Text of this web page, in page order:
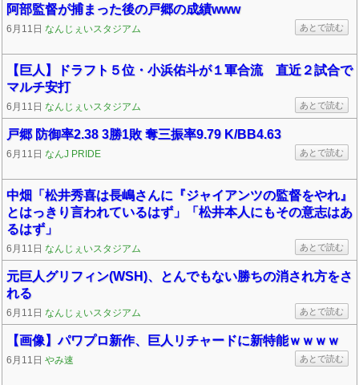
阿部監督が捕まった後の戸郷の成績www
6月11日 なんじぇいスタジアム あとで読む
【巨人】ドラフト５位・小浜佑斗が１軍合流 直近２試合で
マルチ安打
6月11日 なんじぇいスタジアム あとで読む
戸郷 防御率2.38 3勝1敗 奪三振率9.79 K/BB4.63
6月11日 なんJ PRIDE あとで読む
中畑「松井秀喜は長嶋さんに『ジャイアンツの監督をやれ』
とはっきり言われているはず」「松井本人にもその意志はあ
るはず」
6月11日 なんじぇいスタジアム あとで読む
元巨人グリフィン(WSH)、とんでもない勝ちの消され方をさ
れる
6月11日 なんじぇいスタジアム あとで読む
【画像】パワプロ新作、巨人リチャードに新特能ｗｗｗｗ
6月11日 やみ速 あとで読む